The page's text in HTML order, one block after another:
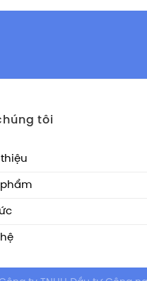
tôi